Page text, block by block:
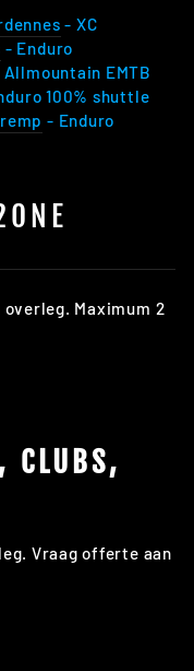
- XC
- Enduro
Allmountain EMTB
100% shuttle
- Enduro
Maximum 2
CLUBS,
Vraag offerte aan